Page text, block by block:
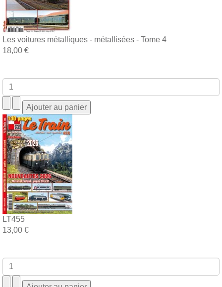
Les voitures métalliques - métallisées - Tome 4
18,00 €
LT455
13,00 €